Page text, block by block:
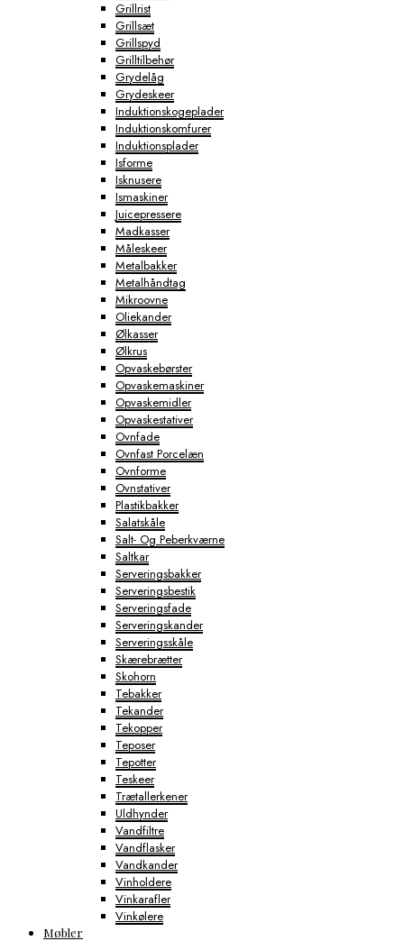
Grillrist
Grillsæt
Grillspyd
Grilltilbehør
Grydelåg
Grydeskeer
Induktionskogeplader
Induktionskomfurer
Induktionsplader
Isforme
Isknusere
Ismaskiner
Juicepressere
Madkasser
Måleskeer
Metalbakker
Metalhåndtag
Mikroovne
Oliekander
Ølkasser
Ølkrus
Opvaskebørster
Opvaskemaskiner
Opvaskemidler
Opvaskestativer
Ovnfade
Ovnfast Porcelæn
Ovnforme
Ovnstativer
Plastikbakker
Salatskåle
Salt- Og Peberkværne
Saltkar
Serveringsbakker
Serveringsbestik
Serveringsfade
Serveringskander
Serveringsskåle
Skærebrætter
Skohorn
Tebakker
Tekander
Tekopper
Teposer
Tepotter
Teskeer
Trætallerkener
Uldhynder
Vandfiltre
Vandflasker
Vandkander
Vinholdere
Vinkarafler
Vinkølere
Møbler